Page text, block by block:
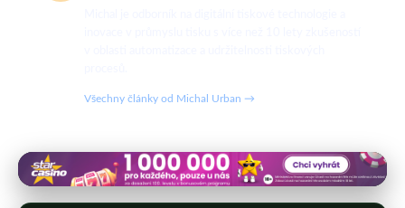
Všechny články od Michal Urban →